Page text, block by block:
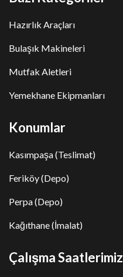
Hazırlık Araçları
Bulaşık Makineleri
Mutfak Aletleri
Yemekhane Ekipmanları
Konumlar
Kasımpaşa (Teslimat)
Feriköy (Depo)
Perpa (Depo)
Kağıthane (İmalat)
Çalışma Saatlerimiz